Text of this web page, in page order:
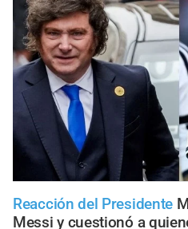
Reacción del Presidente
Messi y cuestionó a